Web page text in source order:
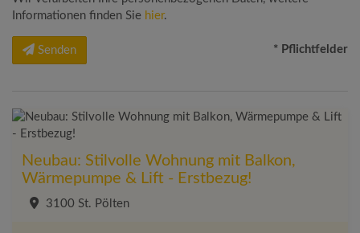
Informationen finden Sie hier.
Senden * Pflichtfelder
Neubau: Stilvolle Wohnung mit Balkon,
Wärmepumpe & Lift - Erstbezug!
3100 St. Pölten